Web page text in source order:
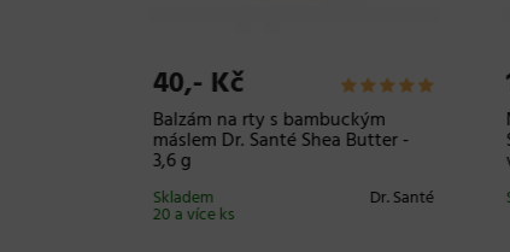
40,- Kč
Balzám na rty s bambuckým
máslem Dr. Santé Shea Butter -
3,6 g
Dr. Santé
Skladem
20 a více ks